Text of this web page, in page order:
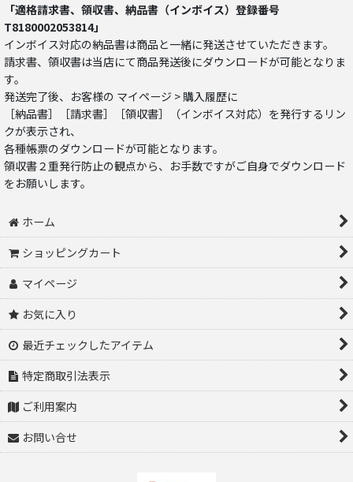
「適格請求書、領収書、納品書（インボイス）登録番号
T8180002053814」
インボイス対応の納品書は商品と一緒に発送させていただきます。
請求書、領収書は当店にて商品発送後にダウンロードが可能となりま
す。
発送完了後、お客様の マイページ > 購入履歴に
［納品書］［請求書］［領収書］（インボイス対応）を発行するリン
クが表示され、
各種帳票のダウンロードが可能となります。
領収書２重発行防止の観点から、お手数ですがご自身でダウンロード
をお願いします。
ホーム
ショッピングカート
マイページ
お気に入り
最近チェックしたアイテム
特定商取引法表示
ご利用案内
お問い合せ